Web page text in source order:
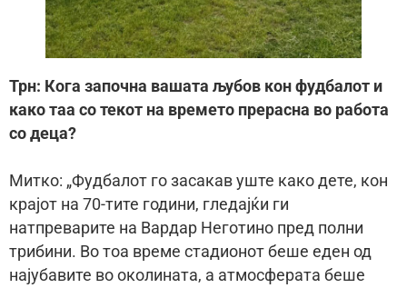
Трн: Кога започна вашата љубов кон фудбалот и
како таа со текот на времето прерасна во работа
со деца?
Митко: „Фудбалот го засакав уште како дете, кон
крајот на 70-тите години, гледајќи ги
натпреварите на Вардар Неготино пред полни
трибини. Во тоа време стадионот беше еден од
најубавите во околината, а атмосферата беше